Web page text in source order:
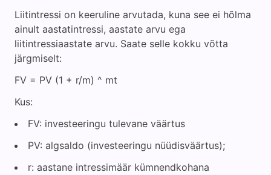
Liitintressi on keeruline arvutada, kuna see ei hõlma
ainult aastatintressi, aastate arvu ega
liitintressiaastate arvu. Saate selle kokku võtta
järgmiselt:
FV = PV (1 + r/m) ^ mt
Kus:
FV: investeeringu tulevane väärtus
PV: algsaldo (investeeringu nüüdisväärtus);
r: aastane intressimäär kümnendkohana